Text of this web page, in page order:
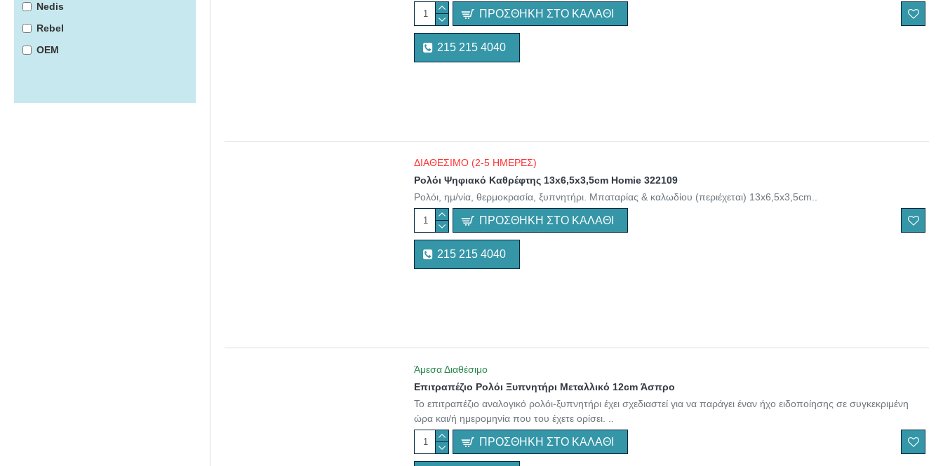
Nedis
Rebel
ΟΕΜ
ΠΡΟΣΘΉΚΗ ΣΤΟ ΚΑΛΆΘΙ
215 215 4040
ΔΙΑΘΕΣΙΜΟ (2-5 ΗΜΕΡΕΣ)
Ρολόι Ψηφιακό Καθρέφτης 13x6,5x3,5cm Homie 322109
Ρολόι, ημ/νία, θερμοκρασία, ξυπνητήρι. Μπαταρίας & καλωδίου (περιέχεται) 13x6,5x3,5cm..
ΠΡΟΣΘΉΚΗ ΣΤΟ ΚΑΛΆΘΙ
215 215 4040
Άμεσα Διαθέσιμο
Επιτραπέζιο Ρολόι Ξυπνητήρι Μεταλλικό 12cm Άσπρο
To επιτραπέζιο αναλογικό ρολόι-ξυπνητήρι έχει σχεδιαστεί για να παράγει έναν ήχο ειδοποίησης σε συγκεκριμένη
ώρα και/ή ημερομηνία που του έχετε ορίσει. ..
ΠΡΟΣΘΉΚΗ ΣΤΟ ΚΑΛΆΘΙ